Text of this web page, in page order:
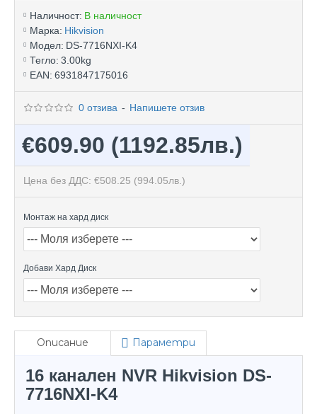
Наличност: В наличност
Марка: Hikvision
Модел: DS-7716NXI-K4
Тегло: 3.00kg
EAN: 6931847175016
0 отзива - Напишете отзив
€609.90 (1192.85лв.)
Цена без ДДС: €508.25 (994.05лв.)
Монтаж на хард диск
Добави Хард Диск
Описание Параметри
16 канален NVR Hikvision DS-
7716NXI-K4